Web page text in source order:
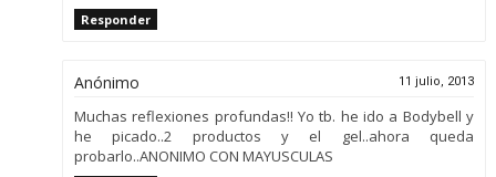
Responder
Anónimo 11 julio, 2013
Muchas reflexiones profundas!! Yo tb. he ido a Bodybell y
he picado..2 productos y el gel..ahora queda
probarlo..ANONIMO CON MAYUSCULAS